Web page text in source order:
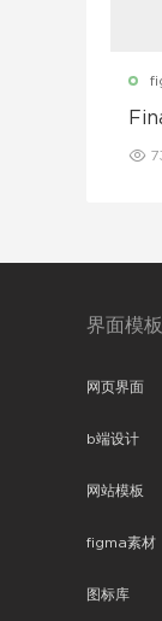
界面模板
网页界面
b端设计
网站模板
figma素材
图标库